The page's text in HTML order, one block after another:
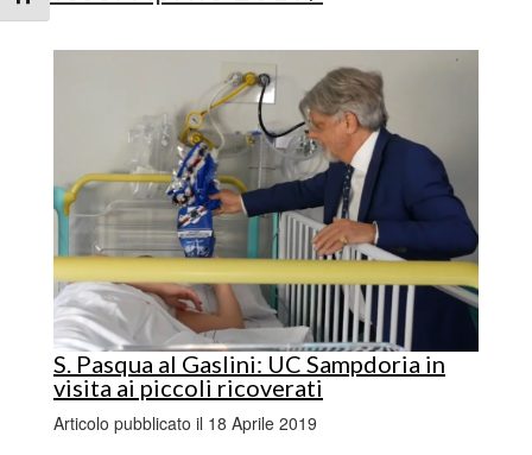
S. Pasqua al Gaslini: UC Sampdoria in
visita ai piccoli ricoverati
Articolo pubblicato il 18 Aprile 2019